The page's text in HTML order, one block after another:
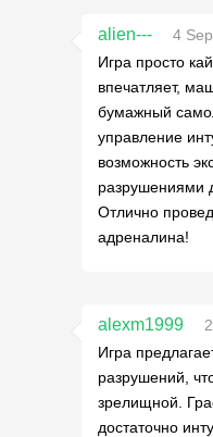
alien---
4
Игра просто
впечатляет,
бумажный
управление
возможность
разрушениями
Отлично
адреналина!
alexm1999
Игра
разрушений,
зрелищной.
достаточно